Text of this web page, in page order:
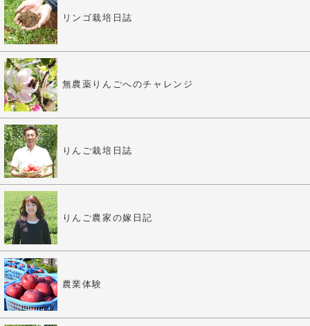
リンゴ栽培日誌
無農薬りんごへのチャレンジ
りんご栽培日誌
りんご農家の嫁日記
農業体験